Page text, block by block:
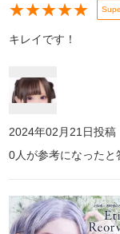
★★★★★
キレイです！
2024年02月21日投稿
0人が参考になったと